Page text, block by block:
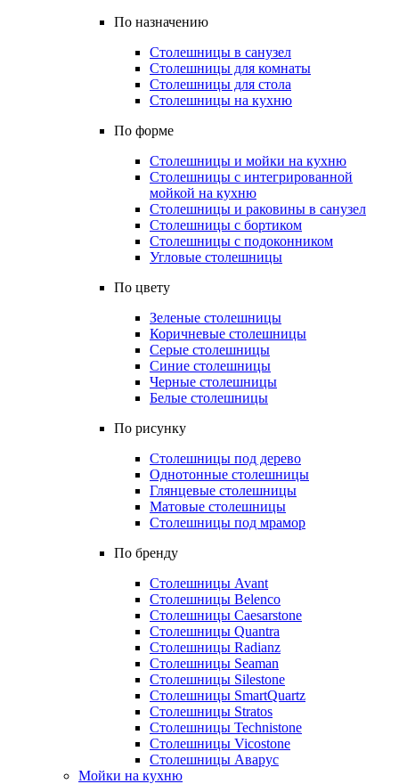
По назначению
Столешницы в санузел
Столешницы для комнаты
Столешницы для стола
Столешницы на кухню
По форме
Столешницы и мойки на кухню
Столешницы с интегрированной
мойкой на кухню
Столешницы и раковины в санузел
Столешницы с бортиком
Столешницы с подоконником
Угловые столешницы
По цвету
Зеленые столешницы
Коричневые столешницы
Серые столешницы
Синие столешницы
Черные столешницы
Белые столешницы
По рисунку
Столешницы под дерево
Однотонные столешницы
Глянцевые столешницы
Матовые столешницы
Столешницы под мрамор
По бренду
Столешницы Avant
Столешницы Belenco
Столешницы Caesarstone
Столешницы Quantra
Столешницы Radianz
Столешницы Seaman
Столешницы Silestone
Столешницы SmartQuartz
Столешницы Stratos
Столешницы Technistone
Столешницы Vicostone
Столешницы Аварус
Мойки на кухню